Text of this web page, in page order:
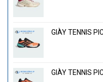
GIÀY TENNIS
GIÀY TENNIS